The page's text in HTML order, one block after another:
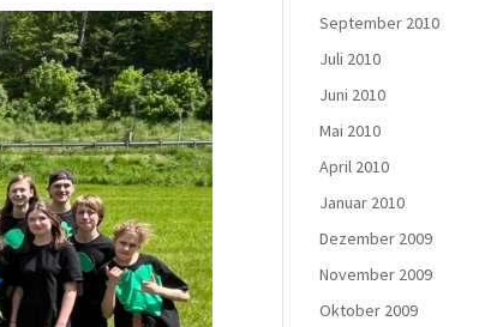
September 2010
Juli 2010
Juni 2010
Mai 2010
April 2010
Januar 2010
Dezember 2009
November 2009
Oktober 2009